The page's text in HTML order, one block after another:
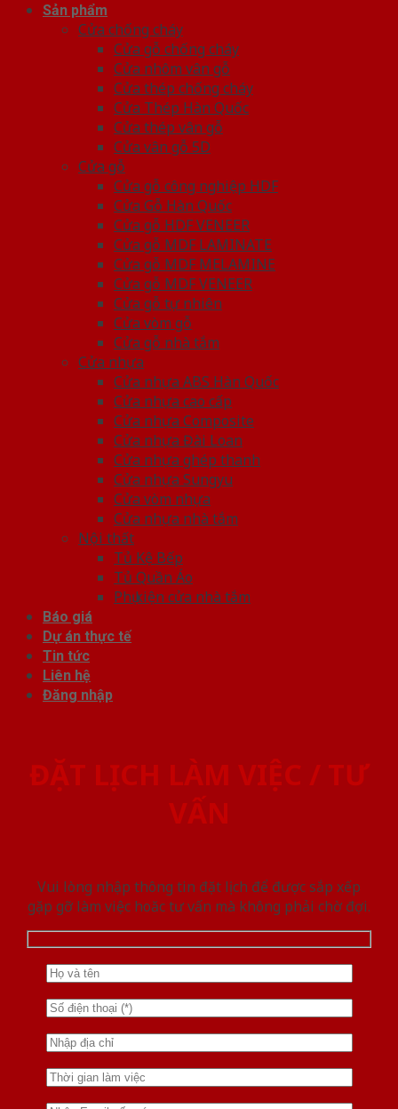
Sản phẩm
Cửa chống cháy
Cửa gỗ chống cháy
Cửa nhôm vân gỗ
Cửa thép chống cháy
Cửa Thép Hàn Quốc
Cửa thép vân gỗ
Cửa vân gỗ 5D
Cửa gỗ
Cửa gỗ công nghiệp HDF
Cửa Gỗ Hàn Quốc
Cửa gỗ HDF VENEER
Cửa gỗ MDF LAMINATE
Cửa gỗ MDF MELAMINE
Cửa gỗ MDF VENEER
Cửa gỗ tự nhiên
Cửa vòm gỗ
Cửa gỗ nhà tắm
Cửa nhựa
Cửa nhựa ABS Hàn Quốc
Cửa nhựa cao cấp
Cửa nhựa Composite
Cửa nhựa Đài Loan
Cửa nhựa ghép thanh
Cửa nhựa Sungyu
Cửa vòm nhựa
Cửa nhựa nhà tắm
Nội thất
Tủ Kệ Bếp
Tủ Quần Áo
Phụ kiện cửa nhà tắm
Báo giá
Dự án thực tế
Tin tức
Liên hệ
Đăng nhập
ĐẶT LỊCH LÀM VIỆC / TƯ
VẤN
Vui lòng nhập thông tin đặt lịch để được sắp xếp
gặp gỡ làm việc hoăc tư vấn mà không phải chờ đợi.